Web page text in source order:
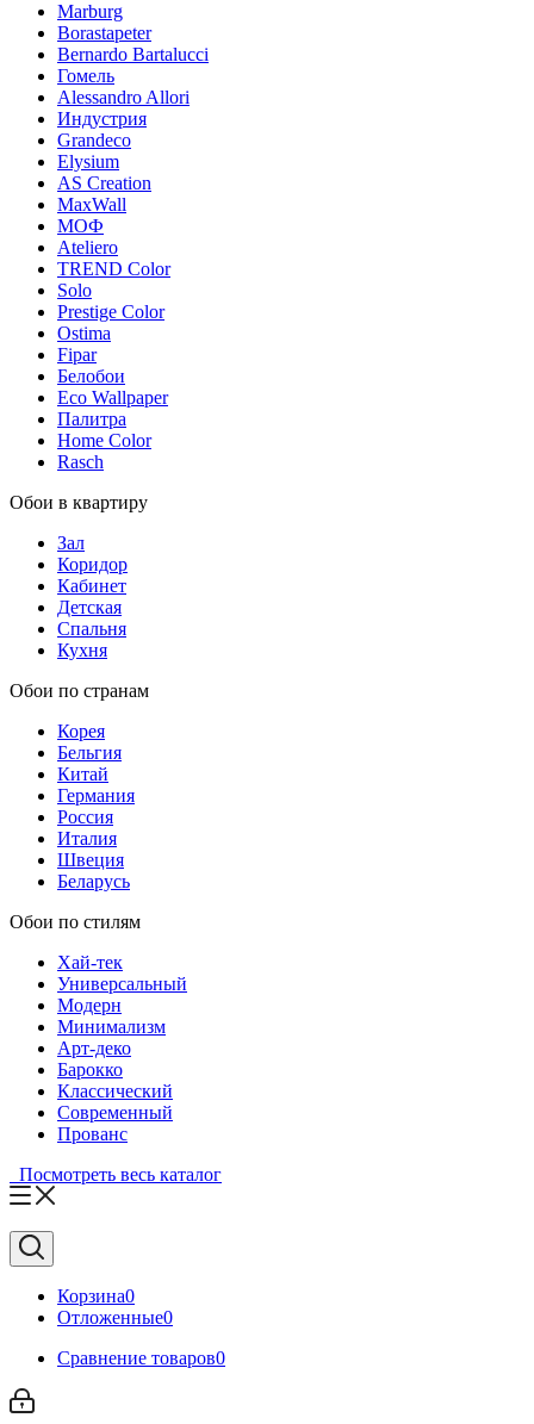
Marburg
Borastapeter
Bernardo Bartalucci
Гомель
Alessandro Allori
Индустрия
Grandeco
Elysium
AS Creation
MaxWall
МОФ
Ateliero
TREND Color
Solo
Prestige Color
Ostima
Fipar
Белобои
Eco Wallpaper
Палитра
Home Color
Rasch
Обои в квартиру
Зал
Коридор
Кабинет
Детская
Спальня
Кухня
Обои по странам
Корея
Бельгия
Китай
Германия
Россия
Италия
Швеция
Беларусь
Обои по стилям
Хай-тек
Универсальный
Модерн
Минимализм
Арт-деко
Барокко
Классический
Современный
Прованс
Посмотреть весь каталог
Корзина0
Отложенные0
Сравнение товаров0